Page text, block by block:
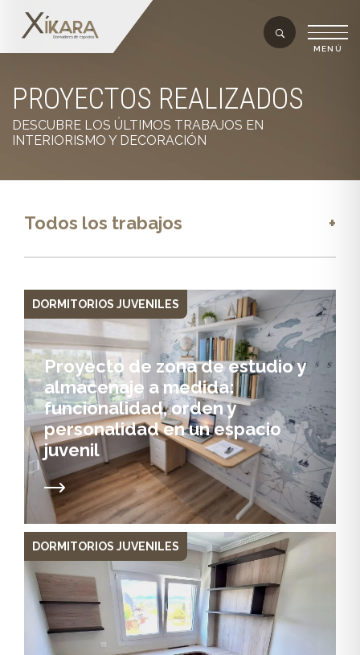
PROYECTOS REALIZADOS
DESCUBRE LOS ÚLTIMOS TRABAJOS EN
INTERIORISMO Y DECORACIÓN
Todos los trabajos +
DORMITORIOS JUVENILES
Proyecto de zona de estudio y
almacenaje a medida:
funcionalidad, orden y
personalidad en un espacio
juvenil
DORMITORIOS JUVENILES